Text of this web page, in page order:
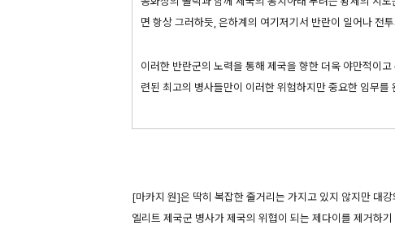
면 항상 그러하듯, 은하계의 여기저기서 반란이 일어나 전
이러한 반란군의 노력을 통해 제국을 향한 더욱 야만적이
련된 최고의 병사들만이 이러한 위험하지만 중요한 임무를
[마카지 원]은 딱히 복잡한 줄거리는 가지고 있지 않지만 대
엘리트 제국군 병사가 제국의 위협이 되는 제다이를 제거하